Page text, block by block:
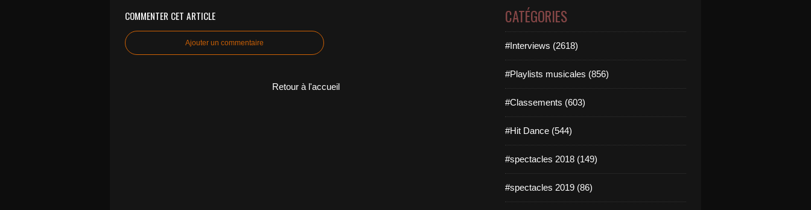
COMMENTER CET ARTICLE
Ajouter un commentaire
Retour à l'accueil
CATÉGORIES
#Interviews (2618)
#Playlists musicales (856)
#Classements (603)
#Hit Dance (544)
#spectacles 2018 (149)
#spectacles 2019 (86)